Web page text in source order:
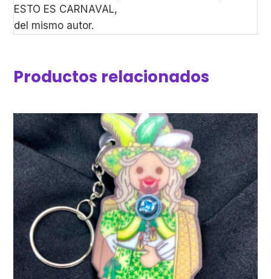
ESTO ES CARNAVAL,
del mismo autor.
Productos relacionados